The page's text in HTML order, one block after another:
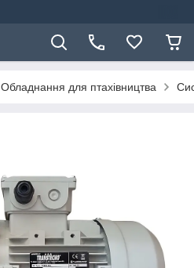
Обладнання для птахівництва